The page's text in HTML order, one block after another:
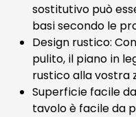
sostitutivo può
basi secondo le
Design rustico:
pulito, il piano in
rustico alla vostra
Superficie facile
tavolo è facile da